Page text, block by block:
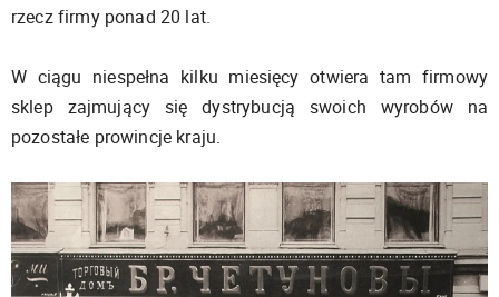
rzecz firmy ponad 20 lat.
W ciągu niespełna kilku miesięcy otwiera tam firmowy
sklep zajmujący się dystrybucją swoich wyrobów na
pozostałe prowincje kraju.